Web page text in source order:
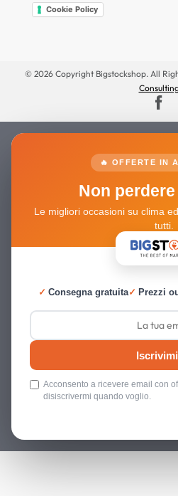
Cookie Policy
© 2026 Copyright Bigstockshop. All
🔥 OFFERTE IN
Non
Le migliori occasioni su clima
tutti.
✓ Consegna gratuita✓ Prezzi
Acconsento a ricevere email con
disiscrivermi quando voglio.